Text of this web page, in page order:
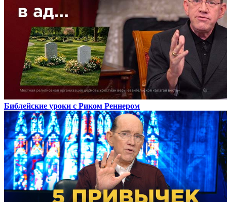
Библейские уроки с Риком Реннером